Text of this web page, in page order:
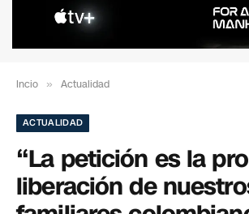
Incio » Actualidad
ACTUALIDAD
“La petición es la
liberación de